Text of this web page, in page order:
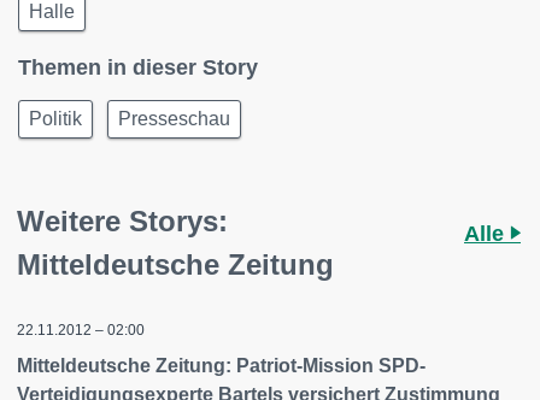
Halle
Themen in dieser Story
Politik Presseschau
Weitere Storys:
Mitteldeutsche Zeitung
Alle
22.11.2012 – 02:00
Mitteldeutsche Zeitung: Patriot-Mission SPD-
Verteidigungsexperte Bartels versichert Zustimmung